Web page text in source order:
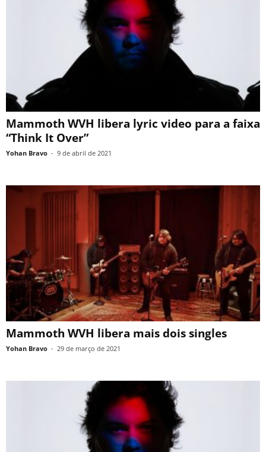
Mammoth WVH libera lyric video para a faixa
“Think It Over”
Yohan Bravo - 9 de abril de 2021
Mammoth WVH libera mais dois singles
Yohan Bravo - 29 de março de 2021